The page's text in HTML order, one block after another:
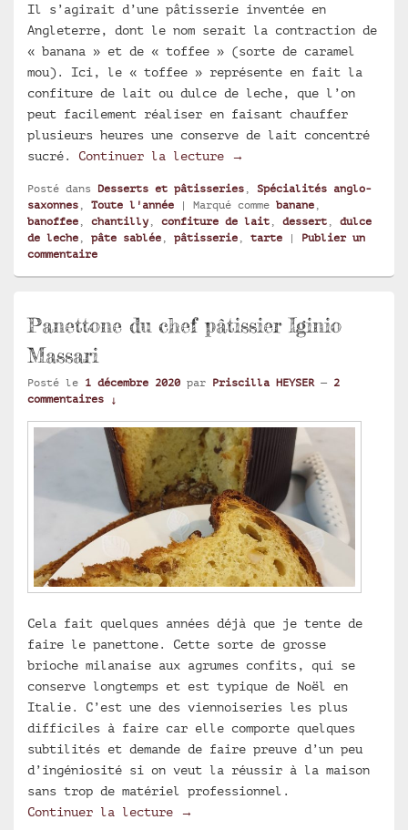
Il s’agirait d’une pâtisserie inventée en
Angleterre, dont le nom serait la contraction de
« banana » et de « toffee » (sorte de caramel
mou). Ici, le « toffee » représente en fait la
confiture de lait ou dulce de leche, que l’on
peut facilement réaliser en faisant chauffer
plusieurs heures une conserve de lait concentré
sucré. Continuer la lecture Banoffee pie, tarte à
→
Posté dans Desserts et pâtisseries , Spécialités anglo-
saxonnes , Toute l'année | Marqué comme banane ,
banoffee , chantilly , confiture de lait , dessert , dulce
de leche , pâte sablée , pâtisserie , tarte | Publier un
commentaire
Panettone du chef pâtissier Iginio
Massari
Posté le 1 décembre 2020 par Priscilla HEYSER — 2
commentaires ↓
Cela fait quelques années déjà que je tente de
faire le panettone. Cette sorte de grosse
brioche milanaise aux agrumes confits, qui se
conserve longtemps et est typique de Noël en
Italie. C’est une des viennoiseries les plus
difficiles à faire car elle comporte quelques
subtilités et demande de faire preuve d’un peu
d’ingéniosité si on veut la réussir à la maison
sans trop de matériel professionnel.
Continuer la lecture
Panettone du chef pâtissier
→